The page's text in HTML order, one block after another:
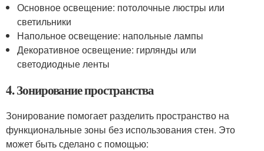
Основное освещение: потолочные люстры или
светильники
Напольное освещение: напольные лампы
Декоративное освещение: гирлянды или
светодиодные ленты
4. Зонирование пространства
Зонирование помогает разделить пространство на
функциональные зоны без использования стен. Это
может быть сделано с помощью: